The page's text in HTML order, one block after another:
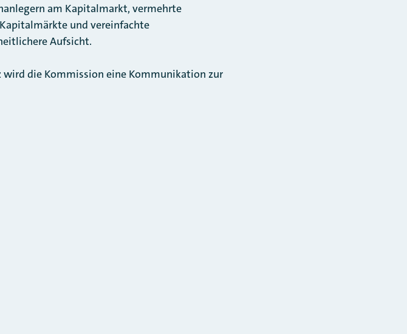
am Kapitalmarkt, vermehrte
und vereinfachte
Aufsicht.
wird die Kommission eine Kommunikation zur